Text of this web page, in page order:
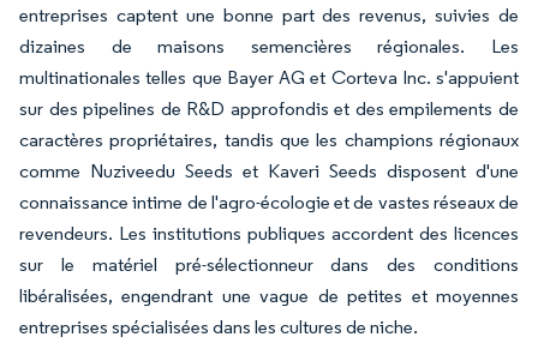
entreprises captent une bonne part des revenus, suivies de
dizaines de maisons semencières régionales. Les
multinationales telles que Bayer AG et Corteva Inc. s'appuient
sur des pipelines de R&D approfondis et des empilements de
caractères propriétaires, tandis que les champions régionaux
comme Nuziveedu Seeds et Kaveri Seeds disposent d'une
connaissance intime de l'agro-écologie et de vastes réseaux de
revendeurs. Les institutions publiques accordent des licences
sur le matériel pré-sélectionneur dans des conditions
libéralisées, engendrant une vague de petites et moyennes
entreprises spécialisées dans les cultures de niche.